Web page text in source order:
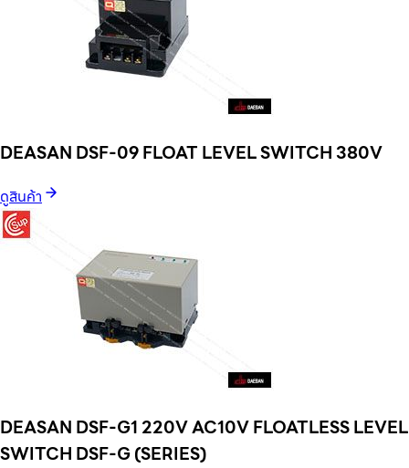
DEASAN DSF-09 FLOAT LEVEL SWITCH 380V
ดูสินค้า
DEASAN DSF-G1 220V AC10V FLOATLESS LEVEL
SWITCH DSF-G (SERIES)